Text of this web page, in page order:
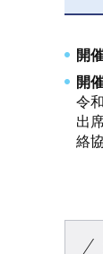
開
開
令
出
絡